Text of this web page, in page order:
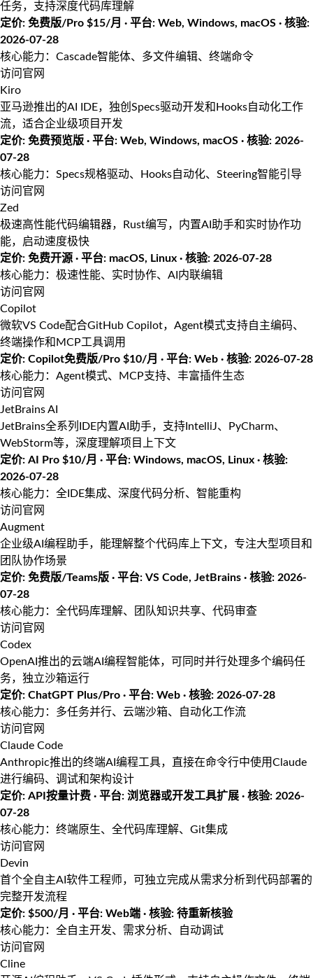
任务，支持深度代码库理解
定价: 免费版/Pro $15/月 · 平台: Web, Windows, macOS · 核验:
2026-07-28
核心能力：Cascade智能体、多文件编辑、终端命令
访问官网
Kiro
亚马逊推出的AI IDE，独创Specs驱动开发和Hooks自动化工作
流，适合企业级项目开发
定价: 免费预览版 · 平台: Web, Windows, macOS · 核验: 2026-
07-28
核心能力：Specs规格驱动、Hooks自动化、Steering智能引导
访问官网
Zed
极速高性能代码编辑器，Rust编写，内置AI助手和实时协作功
能，启动速度极快
定价: 免费开源 · 平台: macOS, Linux · 核验: 2026-07-28
核心能力：极速性能、实时协作、AI内联编辑
访问官网
Copilot
微软VS Code配合GitHub Copilot，Agent模式支持自主编码、
终端操作和MCP工具调用
定价: Copilot免费版/Pro $10/月 · 平台: Web · 核验: 2026-07-28
核心能力：Agent模式、MCP支持、丰富插件生态
访问官网
JetBrains AI
JetBrains全系列IDE内置AI助手，支持IntelliJ、PyCharm、
WebStorm等，深度理解项目上下文
定价: AI Pro $10/月 · 平台: Windows, macOS, Linux · 核验:
2026-07-28
核心能力：全IDE集成、深度代码分析、智能重构
访问官网
Augment
企业级AI编程助手，能理解整个代码库上下文，专注大型项目和
团队协作场景
定价: 免费版/Teams版 · 平台: VS Code, JetBrains · 核验: 2026-
07-28
核心能力：全代码库理解、团队知识共享、代码审查
访问官网
Codex
OpenAI推出的云端AI编程智能体，可同时并行处理多个编码任
务，独立沙箱运行
定价: ChatGPT Plus/Pro · 平台: Web · 核验: 2026-07-28
核心能力：多任务并行、云端沙箱、自动化工作流
访问官网
Claude Code
Anthropic推出的终端AI编程工具，直接在命令行中使用Claude
进行编码、调试和架构设计
定价: API按量计费 · 平台: 浏览器或开发工具扩展 · 核验: 2026-
07-28
核心能力：终端原生、全代码库理解、Git集成
访问官网
Devin
首个全自主AI软件工程师，可独立完成从需求分析到代码部署的
完整开发流程
定价: $500/月 · 平台: Web端 · 核验: 待重新核验
核心能力：全自主开发、需求分析、自动调试
访问官网
Cline